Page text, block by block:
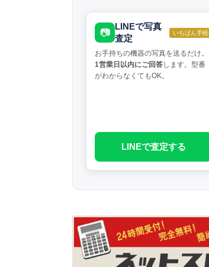
📷
LINEで写真
査定
いちばん手軽
お手持ちの機器の写真を送るだけ。
1営業日以内にご回答します。型番
がわからなくてもOK。
LINEで査定する